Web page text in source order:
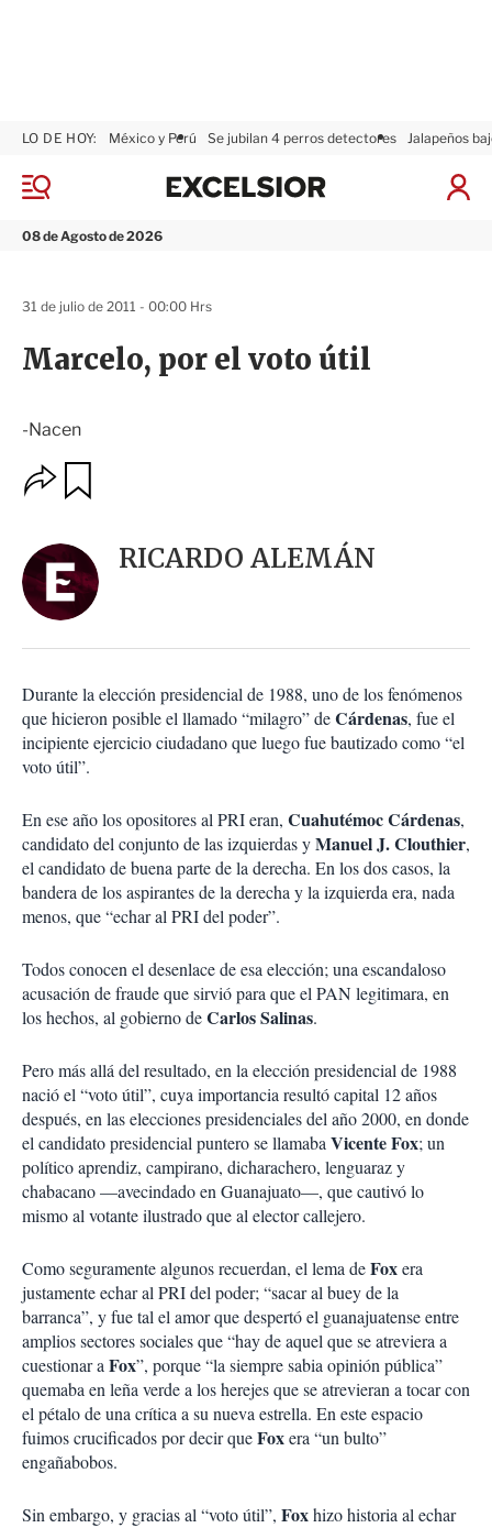
M
n
08 de Agosto de 2026
LO DE HOY: México y Perú Se jubilan 4 perros detectores Jalapeños
I
x
r
Marcelo, por el voto útil
-Nacen
31 de julio de 2011 - 00:00 Hrs
O
p
n
e
s
o
m
p
a
i
r
a
r
RICARDO ALEMÁN
Durante la elección presidencial de 1988, uno de los fenómenos
que hicieron posible el llamado “milagro” deCárdenas, fue el
incipiente ejercicio ciudadano que luego fue bautizado como “el
voto útil”.
En ese año los opositores al PRI eran, Cuahutémoc Cárdenas,
candidato del conjunto de las izquierdas yManuel J. Clouthier,
el candidato de buena parte de la derecha. En los dos casos, la
bandera de los aspirantes de la derecha y la izquierda era, nada
menos, que “echar al PRI del poder”.
Todos conocen el desenlace de esa elección; una escandaloso
acusación de fraude que sirvió para que el PAN legitimara, en
los hechos, al gobierno deCarlos Salinas.
Pero más allá del resultado, en la elección presidencial de 1988
nació el “voto útil”, cuya importancia resultó capital 12 años
después, en las elecciones presidenciales del año 2000, en donde
el candidato presidencial puntero se llamaba Vicente Fox; un
político aprendiz, campirano, dicharachero, lenguaraz y
chabacano —avecindado en Guanajuato—, que cautivó lo
mismo al votante ilustrado que al elector callejero.
Como seguramente algunos recuerdan, el lema deFoxera
justamente echar al PRI del poder; “sacar al buey de la
barranca”, y fue tal el amor que despertó el guanajuatense entre
amplios sectores sociales que “hay de aquel que se atreviera a
cuestionar a Fox”, porque “la siempre sabia opinión pública”
quemaba en leña verde a los herejes que se atrevieran a tocar con
el pétalo de una crítica a su nueva estrella. En este espacio
fuimos crucificados por decir queFoxera “un bulto”
engañabobos.
Sin embargo, y gracias al “voto útil”, Foxhizo historia al echar